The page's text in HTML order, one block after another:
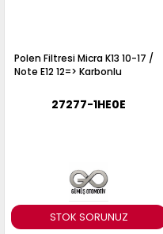
STOK SORUNUZ
Polen Filtresi Micra K13 10-17 /
Note E12 12=> Karbonlu
27277-1HE0E